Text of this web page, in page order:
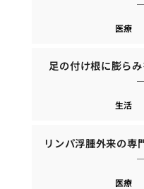
医療
足の付け根に膨ら
生活
リンパ浮腫外来の専
医療